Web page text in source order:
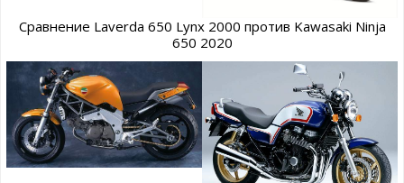
Сравнение Laverda 650 Lynx 2000 против Kawasaki Ninja
650 2020